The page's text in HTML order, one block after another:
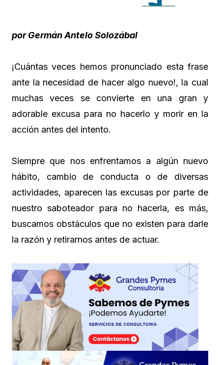
por Germán Antelo Solozábal
¡Cuántas veces hemos pronunciado esta frase
ante la necesidad de hacer algo nuevo!, la cual
muchas veces se convierte en una gran y
adorable excusa para no hacerlo y morir en la
acción antes del intento.
Siempre que nos enfrentamos a algún nuevo
hábito, cambio de conducta o de diversas
actividades, aparecen las excusas por parte de
nuestro saboteador para no hacerla, es más,
buscamos obstáculos que no existen para darle
la razón y retirarnos antes de actuar.